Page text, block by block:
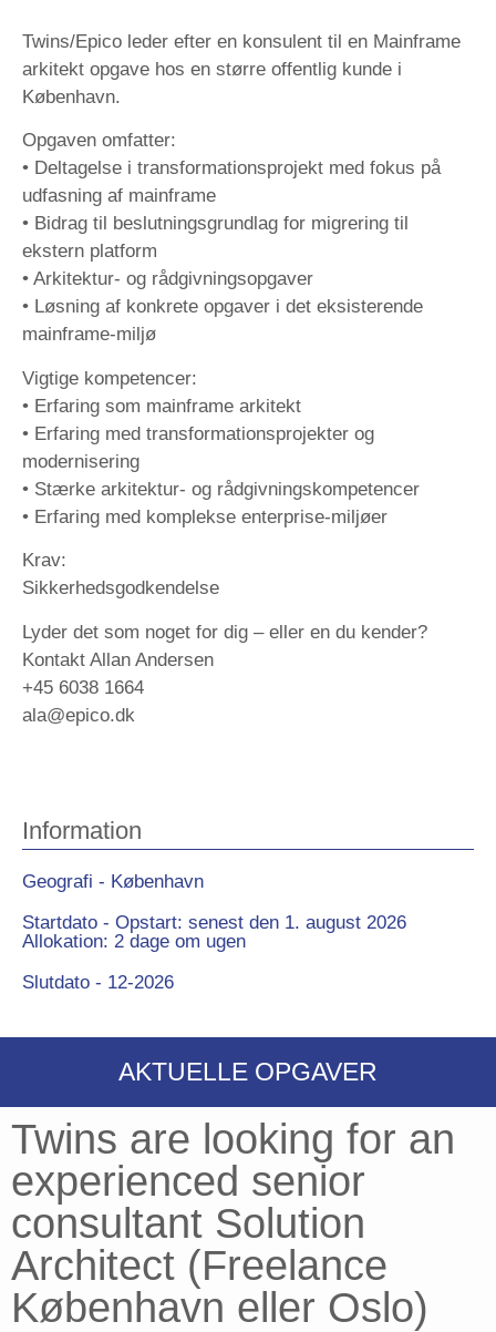
Twins/Epico leder efter en konsulent til en Mainframe
arkitekt opgave hos en større offentlig kunde i
København.
Opgaven omfatter:
• Deltagelse i transformationsprojekt med fokus på
udfasning af mainframe
• Bidrag til beslutningsgrundlag for migrering til
ekstern platform
• Arkitektur- og rådgivningsopgaver
• Løsning af konkrete opgaver i det eksisterende
mainframe-miljø
Vigtige kompetencer:
• Erfaring som mainframe arkitekt
• Erfaring med transformationsprojekter og
modernisering
• Stærke arkitektur- og rådgivningskompetencer
• Erfaring med komplekse enterprise-miljøer
Krav:
Sikkerhedsgodkendelse
Lyder det som noget for dig – eller en du kender?
Kontakt Allan Andersen
+45 6038 1664
ala@epico.dk
Information
Geografi - København
Startdato - Opstart: senest den 1. august 2026
Allokation: 2 dage om ugen
Slutdato - 12-2026
AKTUELLE OPGAVER
Twins are looking for an
experienced senior
consultant Solution
Architect (Freelance
København eller Oslo)